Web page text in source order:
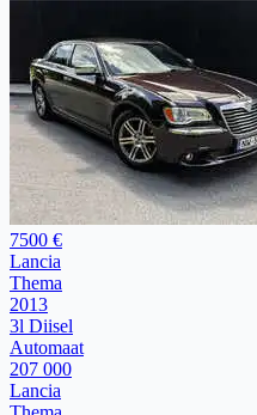
7500 €
Lancia
Thema
2013
3l Diisel
Automaat
207 000
Lancia